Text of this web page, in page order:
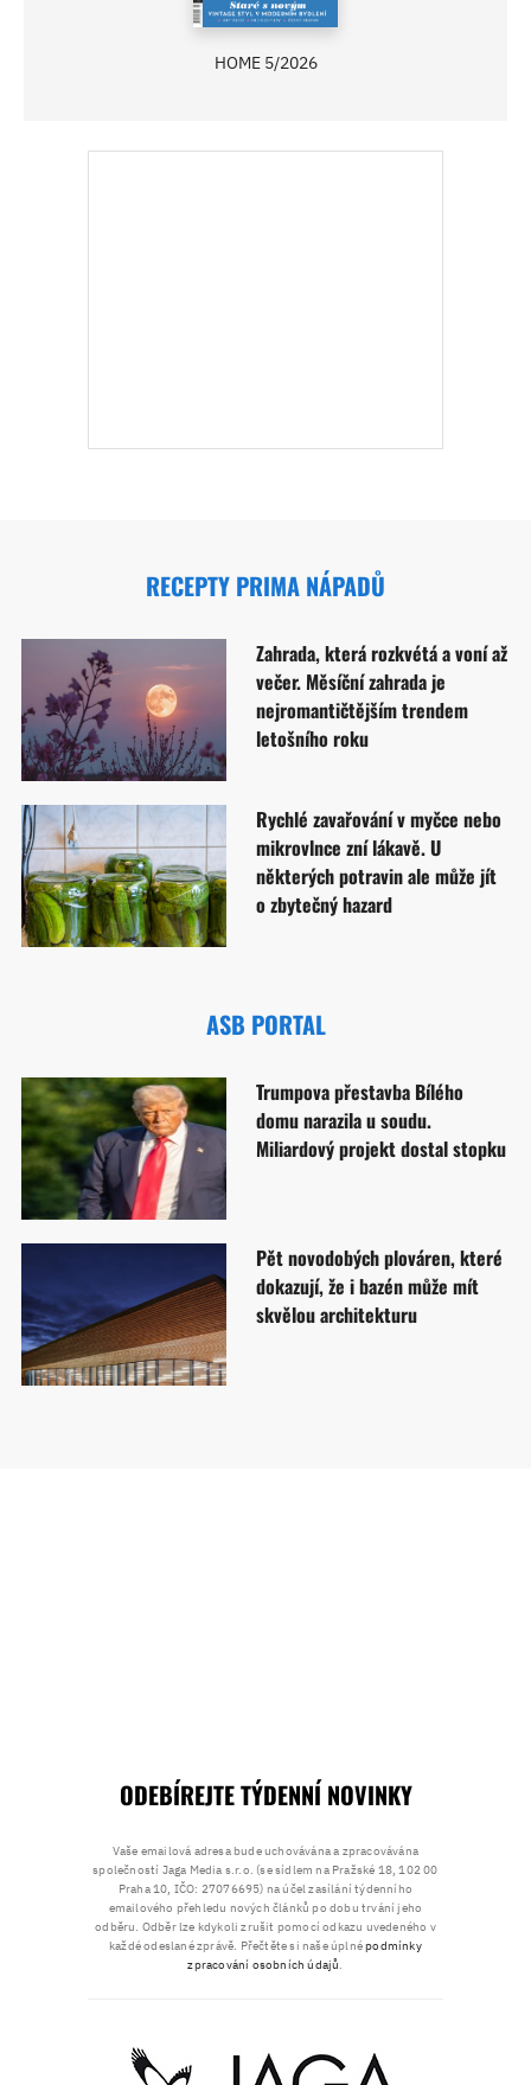
HOME 5/2026
RECEPTY PRIMA NÁPADŮ
Zahrada, která rozkvétá a voní až
večer. Měsíční zahrada je
nejromantičtějším trendem
letošního roku
Rychlé zavařování v myčce nebo
mikrovlnce zní lákavě. U
některých potravin ale může jít
o zbytečný hazard
ASB PORTAL
Trumpova přestavba Bílého
domu narazila u soudu.
Miliardový projekt dostal stopku
Pět novodobých plováren, které
dokazují, že i bazén může mít
skvělou architekturu
ODEBÍREJTE TÝDENNÍ NOVINKY
Vaše emailová adresa bude uchovávána a zpracovávána
společností Jaga Media s.r.o. (se sídlem na Pražské 18, 102 00
Praha 10, IČO: 27076695) na účel zasílání týdenního
emailového přehledu nových článků po dobu trvání jeho
odběru. Odběr lze kdykoli zrušit pomocí odkazu uvedeného v
každé odeslané zprávě. Přečtěte si naše úplnépodmínky
zpracování osobních údajů.